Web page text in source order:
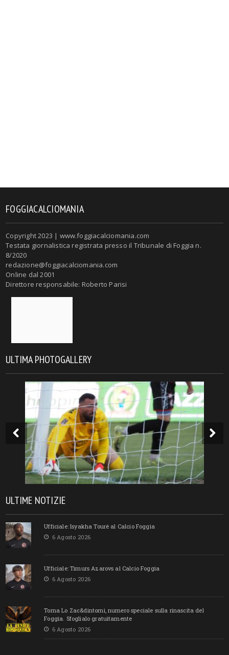
FOGGIACALCIOMANIA
Copyright 2023 | www.foggiacalciomania.com
Testata giornalistica registrata presso il Tribunale di Foggia n.
8/2020
redazione@foggiacalciomania.com
Online dal 2001
Direttore responsabile: Roberto Parisi
ULTIMA PHOTOGALLERY
ULTIME NOTIZIE
Ufficiale: Isyakha Tourè al Calcio Foggia
6 Agosto 2026
Ufficiale: Timurs Azarovs al Calcio Foggia
6 Agosto 2026
Torna Lo Zac&dintorni, numero speciale sulla rinascita del
Foggia. Sfoglialo gratuitamente
6 Agosto 2026